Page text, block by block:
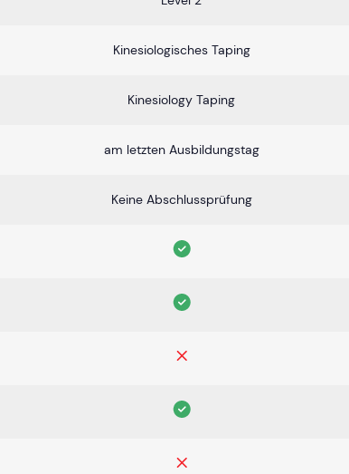
Kinesiologisches Taping
Kinesiology Taping
am letzten Ausbildungstag
Keine Abschlussprüfung